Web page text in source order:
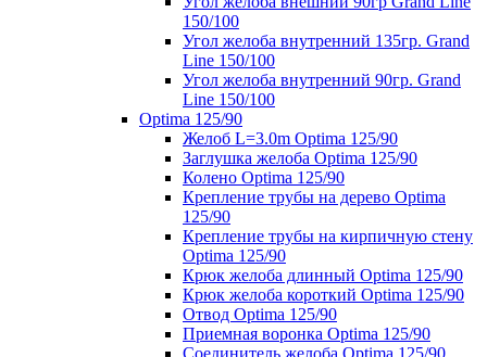
150/100
Угол желоба внутренний 135гр. Grand
Line 150/100
Угол желоба внутренний 90гр. Grand
Line 150/100
Optima 125/90
Желоб L=3.0m Optima 125/90
Заглушка желоба Optima 125/90
Колено Optima 125/90
Крепление трубы на дерево Optima
125/90
Крепление трубы на кирпичную стену
Optima 125/90
Крюк желоба длинный Optima 125/90
Крюк желоба короткий Optima 125/90
Отвод Optima 125/90
Приемная воронка Optima 125/90
Соединитель желоба Optima 125/90